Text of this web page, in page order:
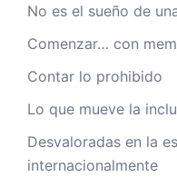
No es el sueño de
Comenzar… con
Contar lo prohibido
Lo que mueve la
Desvaloradas en la
internacionalmente